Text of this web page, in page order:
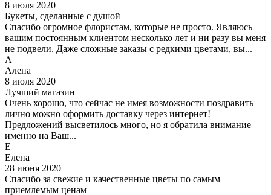
8 июля 2020
Букеты, сделанные с душой
Спасибо огромное флористам, которые не просто. Являюсь
вашим постоянным клиентом несколько лет и ни разу вы меня
не подвели. Даже сложные заказы с редкими цветами, вы...
А
Алена
8 июля 2020
Лучший магазин
Очень хорошо, что сейчас не имея возможности поздравить
лично можно оформить доставку через интернет!
Предложений высветилось много, но я обратила внимание
именно на Ваш...
Е
Елена
28 июня 2020
Спасибо за свежие и качественные цветы по самым
приемлемым ценам